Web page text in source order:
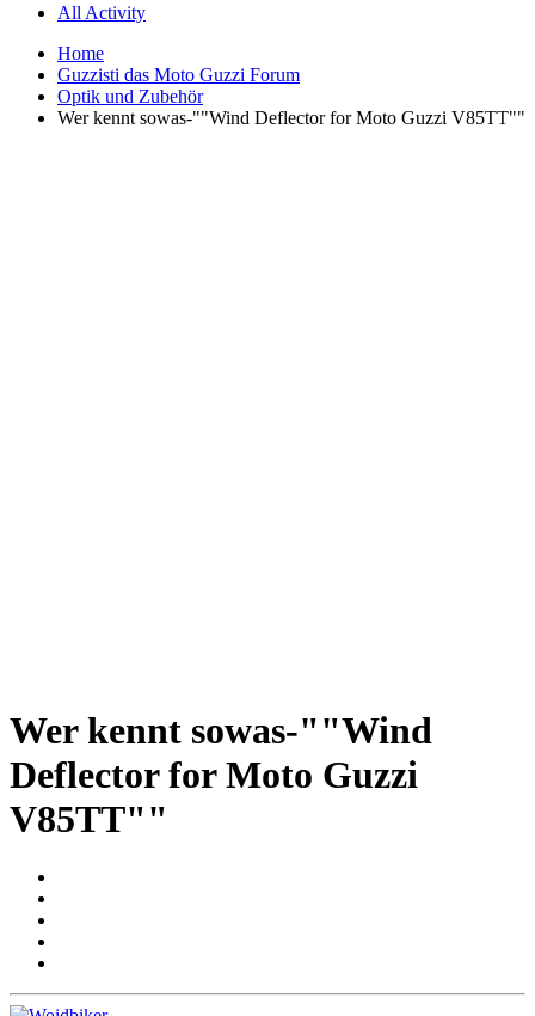
All Activity
Home
Guzzisti das Moto Guzzi Forum
Optik und Zubehör
Wer kennt sowas-""Wind Deflector for Moto Guzzi V85TT""
Wer kennt sowas-""Wind
Deflector for Moto Guzzi
V85TT""